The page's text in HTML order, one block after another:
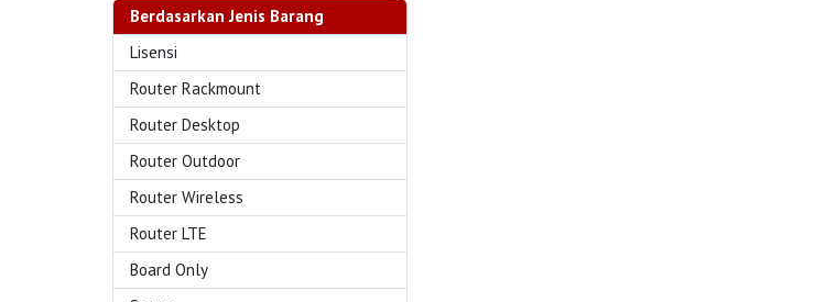
Berdasarkan Jenis Barang
Lisensi
Router Rackmount
Router Desktop
Router Outdoor
Router Wireless
Router LTE
Board Only